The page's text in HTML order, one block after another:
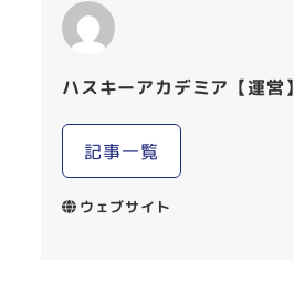
ハスキーアカデミア【運営】
記事一覧
ウェブサイト